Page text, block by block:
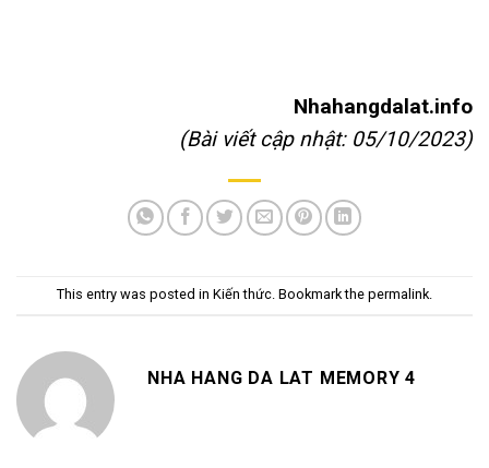
Nhahangdalat.info
(Bài viết cập nhật: 05/10/2023)
This entry was posted in Kiến thức . Bookmark the permalink
NHA HANG DA LAT MEMORY 4